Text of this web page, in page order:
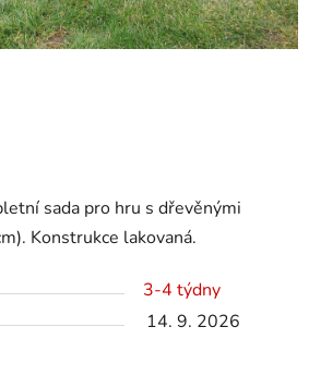
sada pro hru s dřevěnými
Konstrukce lakovaná.
3-4 týdny
14. 9. 2026